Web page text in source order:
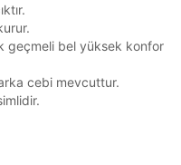
geçmeli bel yüksek konfor
cebi mevcuttur.
Satış Giyim ve
pazarlanması ve
pazarlama